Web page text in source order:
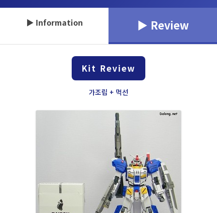
▶ Information ▶ Review
Kit Review
가조립 + 먹선